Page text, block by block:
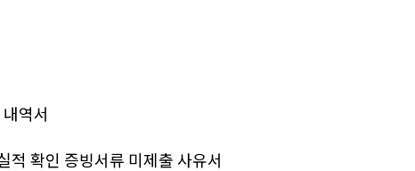
역서
적 확인 증빙서류 미제출 사유서